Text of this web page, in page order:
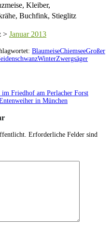
Kleiber,
Buchfink, Stieglitz
> Januar 2013
BlaumeiseChiemseeGroßer
WinterZwergsäger
Friedhof am Perlacher Forst
in München
Erforderliche Felder sind